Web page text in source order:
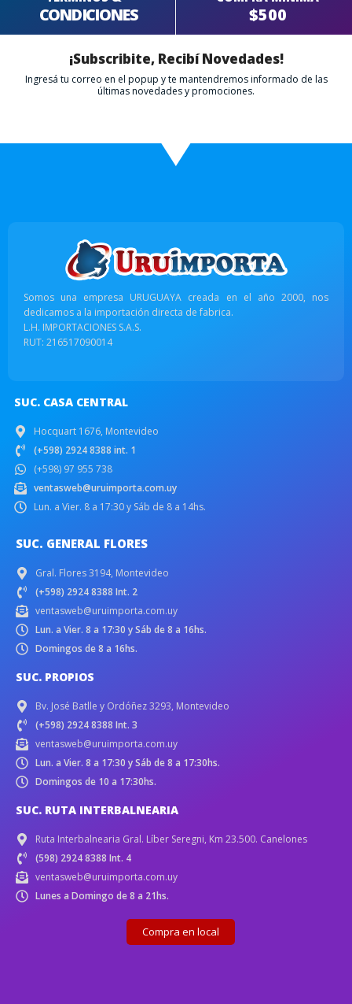
CONDICIONES $500
¡Subscribite, Recibí Novedades!
Ingresá tu correo en el popup y te mantendremos informado de las
últimas novedades y promociones.
Somos una empresa URUGUAYA creada en el año 2000, nos
dedicamos a la importación directa de fabrica.
L.H. IMPORTACIONES S.A.S.
RUT: 216517090014
SUC. CASA CENTRAL
Hocquart 1676, Montevideo
(+598) 2924 8388 int. 1
(+598) 97 955 738
ventasweb@uruimporta.com.uy
Lun. a Vier. 8 a 17:30 y Sáb de 8 a 14hs.
SUC. GENERAL FLORES
Gral. Flores 3194, Montevideo
(+598) 2924 8388 Int. 2
ventasweb@uruimporta.com.uy
Lun. a Vier. 8 a 17:30 y Sáb de 8 a 16hs.
Domingos de 8 a 16hs.
SUC. PROPIOS
Bv. José Batlle y Ordóñez 3293, Montevideo
(+598) 2924 8388 Int. 3
ventasweb@uruimporta.com.uy
Lun. a Vier. 8 a 17:30 y Sáb de 8 a 17:30hs.
Domingos de 10 a 17:30hs.
SUC. RUTA INTERBALNEARIA
Ruta Interbalnearia Gral. Líber Seregni, Km 23.500. Canelones
(598) 2924 8388 Int. 4
ventasweb@uruimporta.com.uy
Lunes a Domingo de 8 a 21hs.
Compra en local